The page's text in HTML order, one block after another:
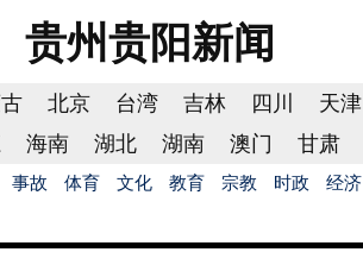
贵州贵阳 新闻
北京 台湾 吉林 四川 天津
海南 湖北 湖南 澳门 甘肃
事故 体育 文化 教育 宗教 时政 经济